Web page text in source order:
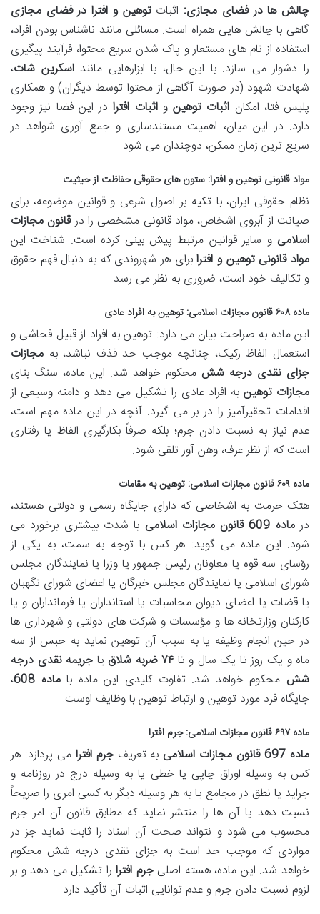
چالش ها در فضای مجازی: اثباتتوهین و افترا در فضای مجازی
گاهی با چالش هایی همراه است. مسائلی مانند ناشناس بودن افراد،
استفاده از نام های مستعار و پاک شدن سریع محتوا، فرآیند پیگیری
را دشوار می سازد. با این حال، با ابزارهایی ماننداسکرین شات،
شهادت شهود (در صورت آگاهی از محتوا توسط دیگران) و همکاری
پلیس فتا، امکان اثبات توهین واثبات افترادر این فضا نیز وجود
دارد. در این میان، اهمیت مستندسازی و جمع آوری شواهد در
سریع ترین زمان ممکن، دوچندان می شود.
مواد قانونی توهین و افترا: ستون های حقوقی حفاظت از حیثیت
نظام حقوقی ایران، با تکیه بر اصول شرعی و قوانین موضوعه، برای
صیانت از آبروی اشخاص، مواد قانونی مشخصی را درقانون مجازات
اسلامی و سایر قوانین مرتبط پیش بینی کرده است. شناخت این
مواد قانونی توهین و افترابرای هر شهروندی که به دنبال فهم حقوق
و تکالیف خود است، ضروری به نظر می رسد.
ماده ۶۰۸ قانون مجازات اسلامی : توهین به افراد عادی
این ماده به صراحت بیان می دارد: توهین به افراد از قبیل فحاشی و
استعمال الفاظ رکیک، چنانچه موجب حد قذف نباشد، به مجازات
جزای نقدی درجه شش محکوم خواهد شد. این ماده، سنگ بنای
مجازات توهین به افراد عادی را تشکیل می دهد و دامنه وسیعی از
اقدامات تحقیرآمیز را در بر می گیرد. آنچه در این ماده مهم است،
عدم نیاز به نسبت دادن جرم؛ بلکه صرفاً بکارگیری الفاظ یا رفتاری
است که از نظر عرف، وهن آور تلقی شود.
ماده ۶۰۹ قانون مجازات اسلامی : توهین به مقامات
هتک حرمت به اشخاصی که دارای جایگاه رسمی و دولتی هستند،
درماده 609 قانون مجازات اسلامی
با شدت بیشتری برخورد می
شود. این ماده می گوید: هر کس با توجه به سمت، به یکی از
رؤسای سه قوه یا معاونان رئیس جمهور یا وزرا یا نمایندگان مجلس
شورای اسلامی یا نمایندگان مجلس خبرگان یا اعضای شورای نگهبان
یا قضات یا اعضای دیوان محاسبات یا استانداران یا فرمانداران و یا
کارکنان وزارتخانه ها و مؤسسات و شرکت های دولتی و شهرداری ها
در حین انجام وظیفه یا به سبب آن توهین نماید به حبس از سه
ماه و یک روز تا یک سال و تا ۷۴ ضربه شلاق یا جریمه نقدی درجه
شش محکوم خواهد شد. تفاوت کلیدی این ماده باماده 608
،
جایگاه فرد مورد توهین و ارتباط توهین با وظایف اوست.
ماده ۶۹۷ قانون مجازات اسلامی :جرم افترا
ماده 697 قانون مجازات اسلامی به تعریفجرم افترا می پردازد: هر
کس به وسیله اوراق چاپی یا خطی یا به وسیله درج در روزنامه و
جراید یا نطق در مجامع یا به هر وسیله دیگر به کسی امری را صریحاً
نسبت دهد یا آن ها را منتشر نماید که مطابق قانون آن امر جرم
محسوب می شود و نتواند صحت آن اسناد را ثابت نماید جز در
مواردی که موجب حد است به جزای نقدی درجه شش محکوم
خواهد شد. این ماده، هسته اصلیجرم افترارا تشکیل می دهد و بر
لزوم نسبت دادن جرم و عدم توانایی اثبات آن تأکید دارد.